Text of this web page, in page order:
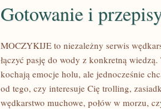
Gotowanie i
MOCZYKIJE to niezależny serwis
łączyć pasję do wody z konkretną
kochają emocje holu, ale jednocześnie
od tego, czy interesuje Cię trolling,
wędkarstwo muchowe, połów w morzu,